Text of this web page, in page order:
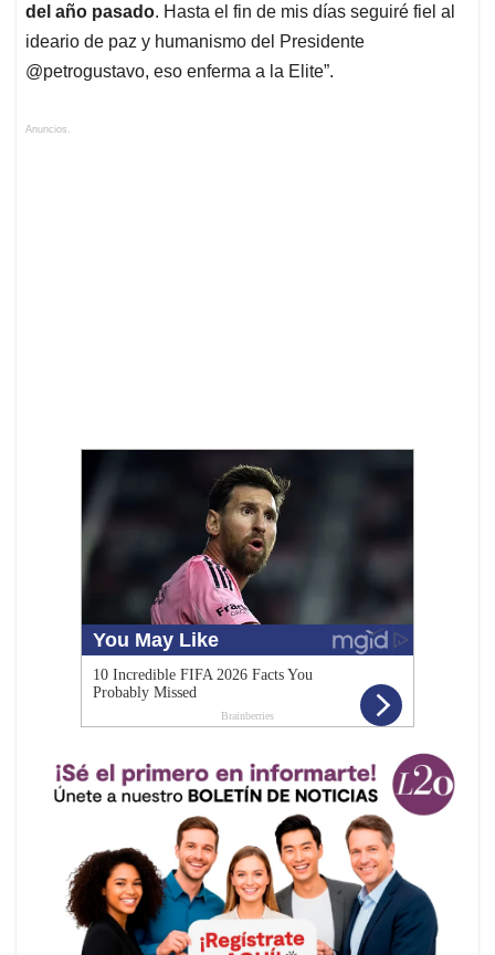
del año pasado. Hasta el fin de mis días seguiré fiel al
ideario de paz y humanismo del Presidente
@petrogustavo, eso enferma a la Elite”.
Anuncios.